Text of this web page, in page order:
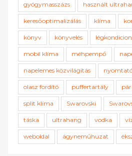
gyógymasszázs használt
keresőoptimalizálás klíma
könyv könyvelés
mobil klíma méhpempő
napelemes közvilágítás
olasz fordító puffertartály
split klíma Swarovski
táska ultrahang vodka
weboldal ágyneműhuzat